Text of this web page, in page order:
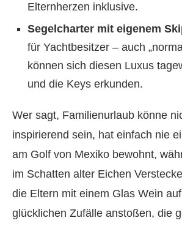
Elternherzen inklusive.
Segelcharter mit eigenem
für Yachtbesitzer – auch
können sich diesen Luxus
und die Keys erkunden.
Wer sagt, Familienurlaub könne
inspirierend sein, hat einfach nie
am Golf von Mexiko bewohnt,
im Schatten alter Eichen
die Eltern mit einem Glas Wein
glücklichen Zufälle anstoßen, die